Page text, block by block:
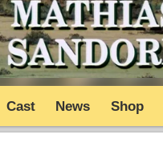
Cast News Shop